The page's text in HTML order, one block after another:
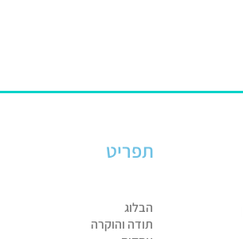
תפריט
הבלוג
תודה והוקרה